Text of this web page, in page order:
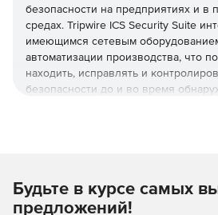
безопасности на предприятиях и
средах. Tripwire ICS Security Suite
имеющимся сетевым
автоматизации производства, что
находить, исправлять и
безопасности до и во время
ПАССИВНЫЙ ПОДХОД ICS
Данные системного журнала,
Будьте в курсе самых
предложений!